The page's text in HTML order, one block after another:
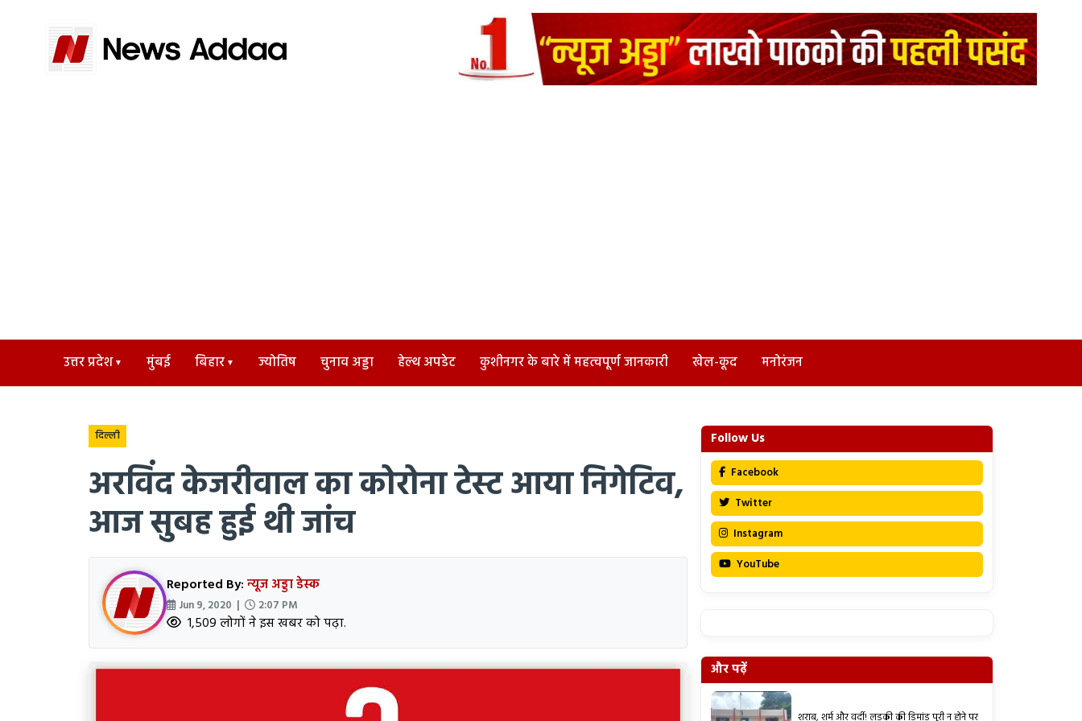
उत्तर प्रदेश मुंबई बिहार ज्योतिष चुनाव अड्डा हेल्थ अपडेट कुशीनगर के बारे में महत्वपूर्ण जानकारी खेल-कूद मनोरंजन
दिल्ली
अरविंद केजरीवाल का कोरोना टेस्ट आया निगेटिव,
आज सुबह हुई थी जांच
Reported By:न्यूज अड्डा डेस्क
Jun 9, 2020 | 2:07 PM
1,509 लोगों ने इस खबर को पढ़ा.
Follow Us
Facebook
Twitter
Instagram
YouTube
और पढ़ें
शराब, शर्म और वर्दी! लड़की की डिमांड पूरी न होने पर